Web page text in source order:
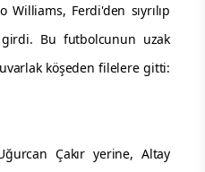
Ferdi'den sıyrılıp
girdi. Bu futbolcunun uzak
köşeden filelere gitti:
Çakır yerine, Altay